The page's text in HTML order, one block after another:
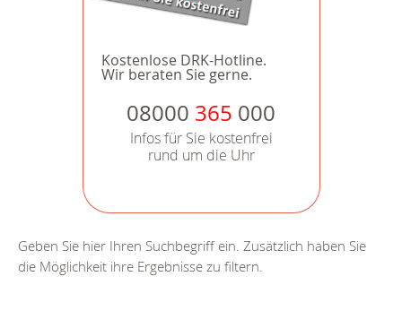
Kostenlose DRK-Hotline.
Wir beraten Sie gerne.
08000 365 000
Infos für Sie kostenfrei
rund um die Uhr
Geben Sie hier Ihren Suchbegriff ein. Zusätzlich haben Sie
die Möglichkeit ihre Ergebnisse zu filtern.